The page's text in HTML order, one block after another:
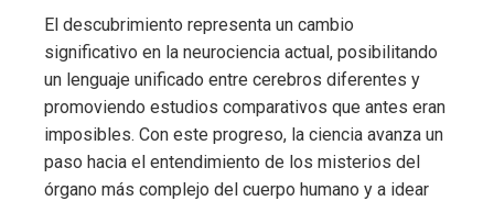
El descubrimiento representa un cambio
significativo en la neurociencia actual, posibilitando
un lenguaje unificado entre cerebros diferentes y
promoviendo estudios comparativos que antes eran
imposibles. Con este progreso, la ciencia avanza un
paso hacia el entendimiento de los misterios del
órgano más complejo del cuerpo humano y a idear